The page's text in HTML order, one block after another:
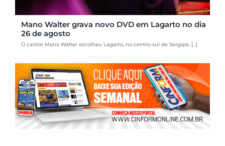
Mano Walter grava novo DVD em Lagarto no dia
26 de agosto
O cantor Mano Walter escolheu Lagarto, no centro-sul de Sergipe, [...]